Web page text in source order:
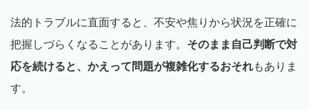
法的トラブルに直面すると、不安や焦りから状況を正確に
把握しづらくなることがあります。 そのまま自己判断で対
応を続けると、かえって問題が複雑化するおそれもありま
す。